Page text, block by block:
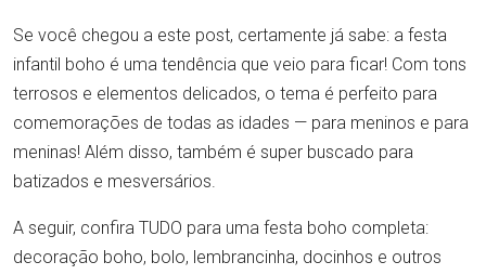
Se você chegou a este post, certamente já sabe: a festa
infantil boho é uma tendência que veio para ficar! Com tons
terrosos e elementos delicados, o tema é perfeito para
comemorações de todas as idades — para meninos e para
meninas! Além disso, também é super buscado para
batizados e mesversários.
A seguir, confira TUDO para uma festa boho completa:
decoração boho, bolo, lembrancinha, docinhos e outros